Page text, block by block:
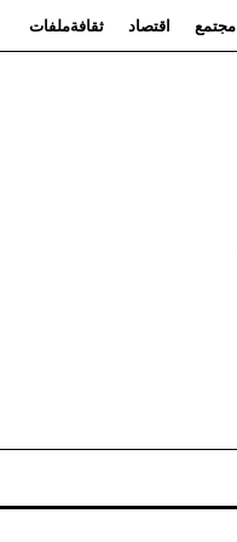
مجتمع اقتصاد ثقافةملفات